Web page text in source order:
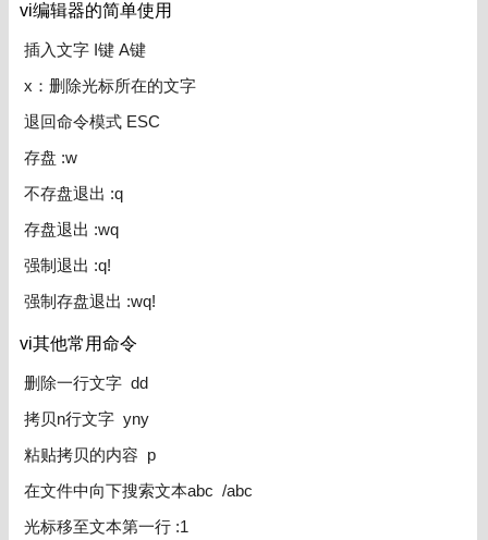
vi编辑器的简单使用
插入文字 I键 A键
x：删除光标所在的文字
退回命令模式 ESC
存盘 :w
不存盘退出 :q
存盘退出 :wq
强制退出 :q!
强制存盘退出 :wq!
vi其他常用命令
删除一行文字 dd
拷贝n行文字 yny
粘贴拷贝的内容 p
在文件中向下搜索文本abc /abc
光标移至文本第一行 :1